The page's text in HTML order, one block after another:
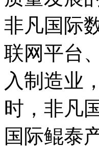
非凡国际
联网平台
入制造业
时，非
国际鲲泰